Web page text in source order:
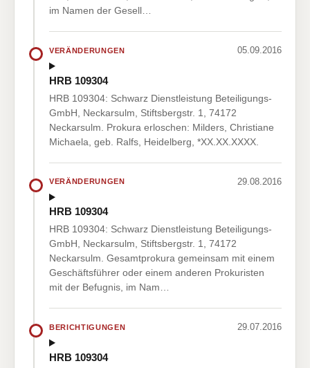
im Namen der Gesell…
VERÄNDERUNGEN 05.09.2016
HRB 109304
HRB 109304: Schwarz Dienstleistung Beteiligungs-
GmbH, Neckarsulm, Stiftsbergstr. 1, 74172
Neckarsulm. Prokura erloschen: Milders, Christiane
Michaela, geb. Ralfs, Heidelberg, *XX.XX.XXXX.
VERÄNDERUNGEN 29.08.2016
HRB 109304
HRB 109304: Schwarz Dienstleistung Beteiligungs-
GmbH, Neckarsulm, Stiftsbergstr. 1, 74172
Neckarsulm. Gesamtprokura gemeinsam mit einem
Geschäftsführer oder einem anderen Prokuristen
mit der Befugnis, im Nam…
BERICHTIGUNGEN 29.07.2016
HRB 109304